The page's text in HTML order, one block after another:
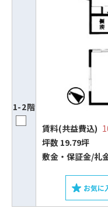
1-2階
賃料(共益費込)
坪数 19.79坪
敷⾦‧保証⾦/礼
お気に
ビル
を
スムー